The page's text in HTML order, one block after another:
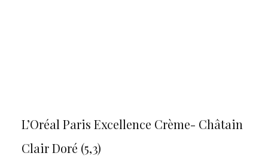
L’Oréal Paris Excellence Crème- Châtain
Clair Doré (5,3)